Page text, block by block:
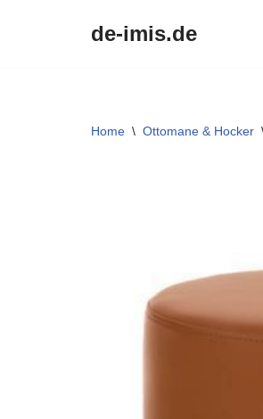
de-imis.de
Home \ Ottomane & Hocker